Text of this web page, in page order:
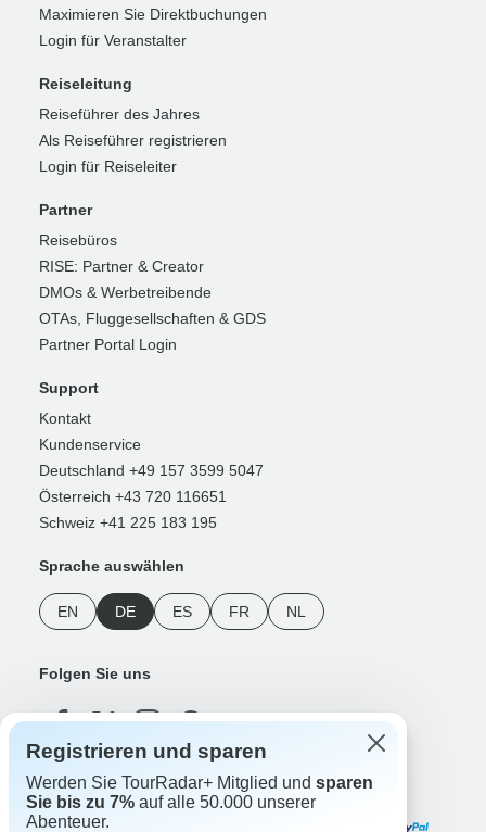
Maximieren Sie Direktbuchungen
Login für Veranstalter
Reiseleitung
Reiseführer des Jahres
Als Reiseführer registrieren
Login für Reiseleiter
Partner
Reisebüros
RISE: Partner & Creator
DMOs & Werbetreibende
OTAs, Fluggesellschaften & GDS
Partner Portal Login
Support
Kontakt
Kundenservice
Deutschland +49 157 3599 5047
Österreich +43 720 116651
Schweiz +41 225 183 195
Sprache auswählen
EN DE ES FR NL
Folgen Sie uns
Zahlungsmethoden
Registrieren und sparen
Werden Sie TourRadar+ Mitglied und sparen
Sie bis zu 7% auf alle 50.000 unserer
Abenteuer.